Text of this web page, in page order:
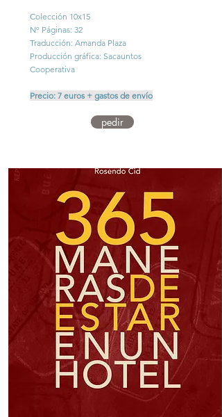
Colección 10x15
Nº Páginas: 32
Traducción: Amanda Plaza
Producción gráfica: Sacauntos
Cooperativa
Precio: 7 euros + gastos de envío
pedir